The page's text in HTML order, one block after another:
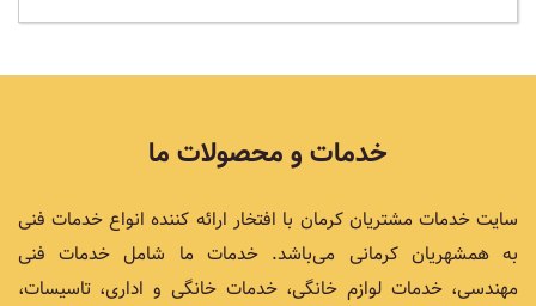
خدمات و محصولات ما
سایت خدمات مشتریان کرمان با افتخار ارائه کننده انواع خدمات فنی
به همشهریان کرمانی می‌باشد. خدمات ما شامل خدمات فنی
مهندسی، خدمات لوازم خانگی، خدمات خانگی و اداری، تاسیسات،